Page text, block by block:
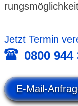
Jetzt Termin
0800 944
E-Mail-